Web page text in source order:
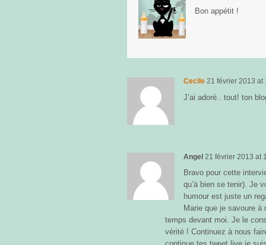
Bon appétit !
Cecile 21 février 2013 at
J’ai adoré.. tout! ton
Angel 21 février 2013 at
Bravo pour cette
qu’à bien se tenir). Je
humour est juste un
Marie que je savoure à
temps devant moi. Je le
vérité ! Continuez à nous